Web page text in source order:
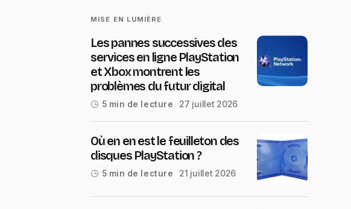
MISE EN LUMIÈRE
Les pannes successives des
services en ligne PlayStation
et Xbox montrent les
problèmes du futur digital
5 min de lecture 27 juillet 2026
Où en en est le feuilleton des
disques PlayStation ?
5 min de lecture 21 juillet 2026